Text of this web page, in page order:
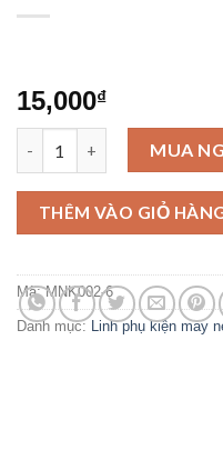
15,000₫
Khớp nối nhanh máy nén
MUA
THÊM VÀO GIỎ
Mã:MNK002-6
Danh mục: Linh phụ kiện máy